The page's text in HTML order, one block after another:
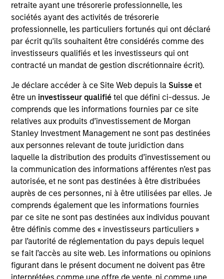
retraite ayant une trésorerie professionnelle, les
sociétés ayant des activités de trésorerie
professionnelle, les particuliers fortunés qui ont déclaré
par écrit qu'ils souhaitent être considérés comme des
investisseurs qualifiés et les investisseurs qui ont
contracté un mandat de gestion discrétionnaire écrit).
Je déclare accéder à ce Site Web depuis la Suisse et
être un investisseur qualifiétel que défini ci-dessus. Je
comprends que les informations fournies par ce site
relatives aux produits d’investissement de Morgan
Stanley Investment Management ne sont pas destinées
aux personnes relevant de toute juridiction dans
laquelle la distribution des produits d’investissement ou
la communication des informations afférentes n’est pas
autorisée, et ne sont pas destinées à être distribuées
auprès de ces personnes, ni à être utilisées par elles. Je
comprends également que les informations fournies
par ce site ne sont pas destinées aux individus pouvant
être définis comme des « investisseurs particuliers »
par l’autorité de réglementation du pays depuis lequel
se fait l’accès au site web. Les informations ou opinions
figurant dans le présent document ne doivent pas être
Transaction Type
Growth Investment
Realization Date
May 2020
Triana Energy is a natural gas exploration and
production company led by one of the premier
management teams in the Appalachian Basin.
View Site
Investment Teams
Morgan Stanley Energy Partners,Morgan
Stanley Capital Partners
As of July 25, 2025. The above is provided for informational